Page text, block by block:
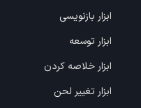
ابزار بازنویسی
ابزار توسعه
ابزار خلاصه کردن
ابزار تغییر لحن